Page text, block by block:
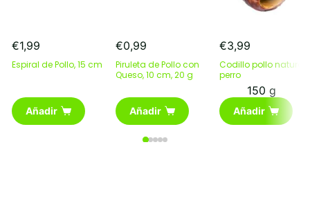
€1,99
Espiral de Pollo, 15 cm
Añadir
€0,99
Piruleta de Pollo con
Queso, 10 cm, 20 g
Añadir
€3,99
Codillo pollo natural
perro
150 g
Añadir